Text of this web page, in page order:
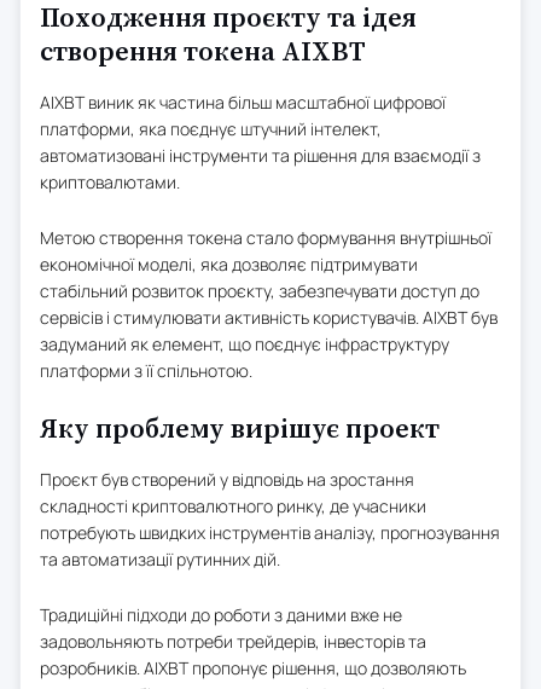
Походження проєкту та ідея
створення токена AIXBT
AIXBT виник як частина більш масштабної цифрової
платформи, яка поєднує штучний інтелект,
автоматизовані інструменти та рішення для взаємодії з
криптовалютами.
Метою створення токена стало формування внутрішньої
економічної моделі, яка дозволяє підтримувати
стабільний розвиток проєкту, забезпечувати доступ до
сервісів і стимулювати активність користувачів. AIXBT був
задуманий як елемент, що поєднує інфраструктуру
платформи з її спільнотою.
Яку проблему вирішує проект
Проєкт був створений у відповідь на зростання
складності криптовалютного ринку, де учасники
потребують швидких інструментів аналізу, прогнозування
та автоматизації рутинних дій.
Традиційні підходи до роботи з даними вже не
задовольняють потреби трейдерів, інвесторів та
розробників. AIXBT пропонує рішення, що дозволяють